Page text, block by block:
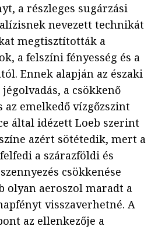
a részleges sugárzási
nevezett technikát
megtisztították a
a felszíni fényesség és a
Ennek alapján az északi
a csökkenő
az emelkedő vízgőzszint
által idézett Loeb szerint
azért sötétedik, mert a
a szárazföldi és
csökkenése
olyan aeroszol maradt a
visszaverhetné. A
az ellenkezője a